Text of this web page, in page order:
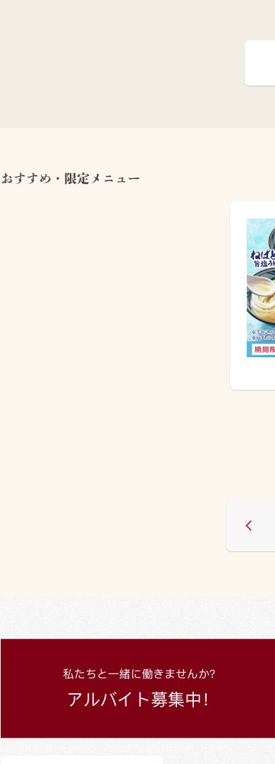
おすすめ・限定メニュー